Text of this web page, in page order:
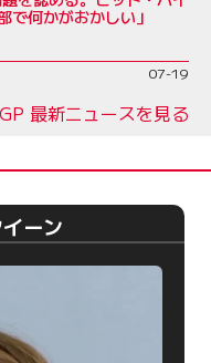
で何かがおかしい」
07-19
最新ニュースを見る
ーン